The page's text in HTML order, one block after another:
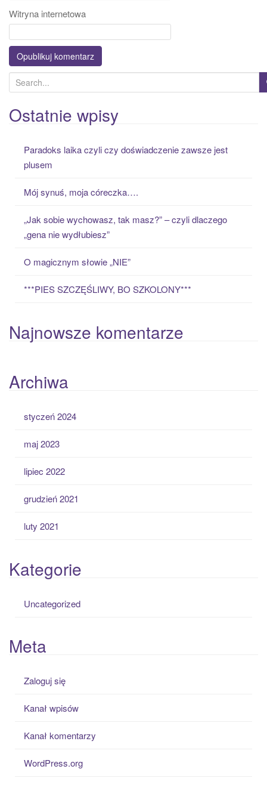
Witryna internetowa
e
a
r
Ostatnie wpisy
Paradoks laika czyli czy doświadczenie zawsze jest
plusem
Mój synuś, moja córeczka….
„Jak sobie wychowasz, tak masz?” – czyli dlaczego
„gena nie wydłubiesz”
O magicznym słowie „NIE”
***PIES SZCZĘŚLIWY, BO SZKOLONY***
Najnowsze komentarze
Archiwa
styczeń 2024
maj 2023
lipiec 2022
grudzień 2021
luty 2021
Kategorie
Uncategorized
Meta
Zaloguj się
Kanał wpisów
Kanał komentarzy
WordPress.org